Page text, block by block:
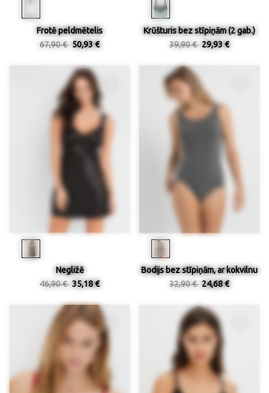
Frotē peldmētelis
67,90 € 50,93 €
Krūšturis bez stīpiņām (2 gab.)
39,90 € 29,93 €
Negližē
46,90 € 35,18 €
Bodijs bez stīpiņām, ar kokvilnu
32,90 € 24,68 €